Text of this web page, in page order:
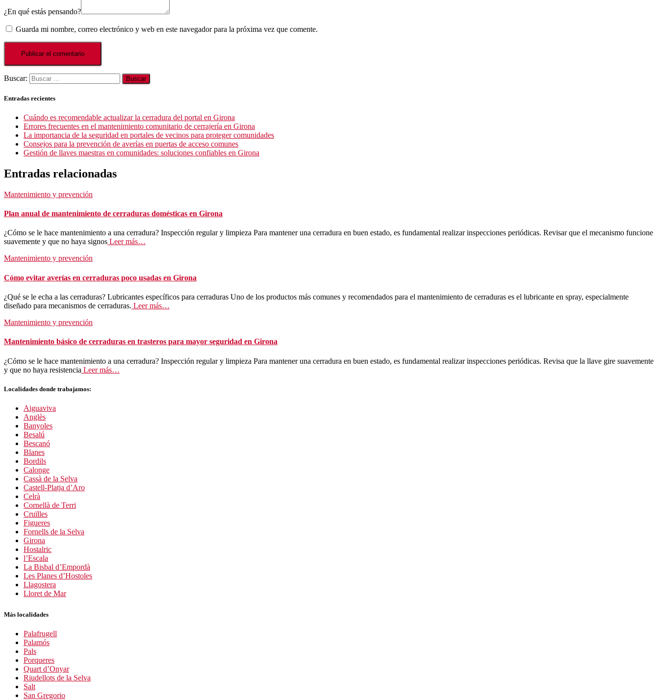
¿En qué estás pensando?
Guarda mi nombre, correo electrónico y web en este navegador para la próxima vez que comente.
Buscar:
Entradas recientes
Cuándo es recomendable actualizar la cerradura del portal en Girona
Errores frecuentes en el mantenimiento comunitario de cerrajería en Girona
La importancia de la seguridad en portales de vecinos para proteger comunidades
Consejos para la prevención de averías en puertas de acceso comunes
Gestión de llaves maestras en comunidades: soluciones confiables en Girona
Entradas relacionadas
Mantenimiento y prevención
Plan anual de mantenimiento de cerraduras domésticas en Girona
¿Cómo se le hace mantenimiento a una cerradura? Inspección regular y limpieza Para mantener una cerradura en buen estado, es fundamental realizar inspecciones periódicas. Revisar que el mecanismo funcione
suavemente y que no haya signos Leer más…
Mantenimiento y prevención
Cómo evitar averías en cerraduras poco usadas en Girona
¿Qué se le echa a las cerraduras? Lubricantes específicos para cerraduras Uno de los productos más comunes y recomendados para el mantenimiento de cerraduras es el lubricante en spray, especialmente
diseñado para mecanismos de cerraduras. Leer más…
Mantenimiento y prevención
Mantenimiento básico de cerraduras en trasteros para mayor seguridad en Girona
¿Cómo se le hace mantenimiento a una cerradura? Inspección regular y limpieza Para mantener una cerradura en buen estado, es fundamental realizar inspecciones periódicas. Revisa que la llave gire suavemente
y que no haya resistencia Leer más…
Localidades donde trabajamos:
Aiguaviva
Anglès
Banyoles
Besalú
Bescanó
Blanes
Bordils
Calonge
Cassà de la Selva
Castell-Platja d’Aro
Celrà
Cornellà de Terri
Cruïlles
Figueres
Fornells de la Selva
Girona
Hostalric
l’Escala
La Bisbal d’Empordà
Les Planes d’Hostoles
Llagostera
Lloret de Mar
Más localidades
Palafrugell
Palamós
Pals
Porqueres
Quart d’Onyar
Riudellots de la Selva
Salt
San Gregorio